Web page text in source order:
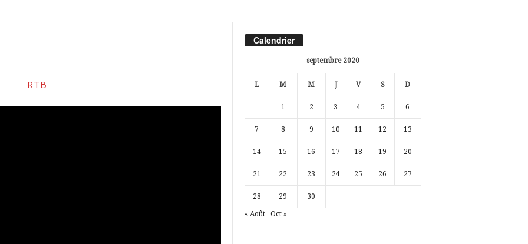
Calendrier
septembre 2020
L M M J V S D
1 2 3 4 5 6
7 8 9 10 11 12 13
14 15 16 17 18 19 20
21 22 23 24 25 26 27
28 29 30
« Août Oct »